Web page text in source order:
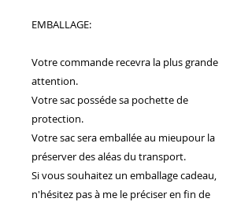
EMBALLAGE:
Votre commande recevra la plus grande
attention.
Votre sac posséde sa pochette de
protection.
Votre sac sera emballée au mieupour la
préserver des aléas du transport.
Si vous souhaitez un emballage cadeau,
n'hésitez pas à me le préciser en fin de